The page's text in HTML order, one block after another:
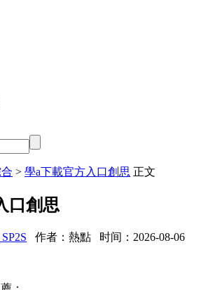
> 學a下載官方入口創思 正文
口創思
作者：熱點
时间：2026-08-06